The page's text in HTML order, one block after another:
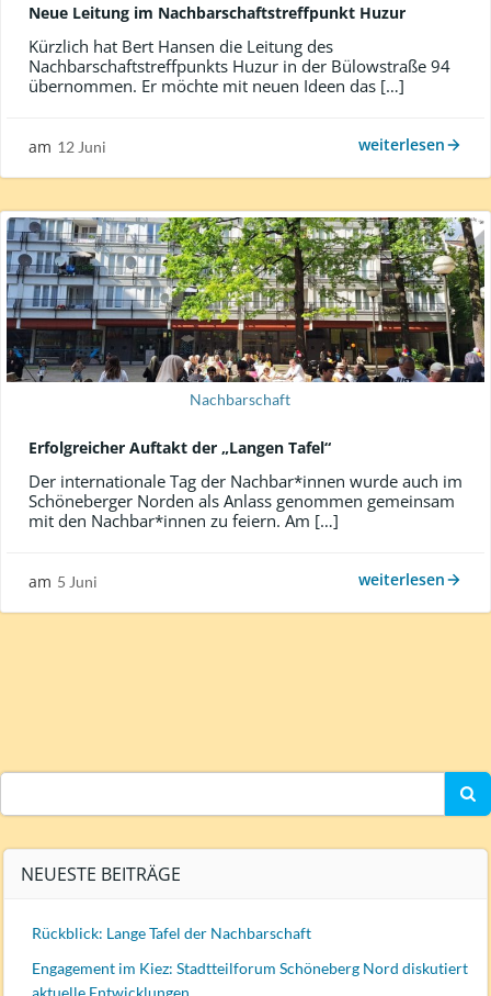
Neue Leitung im Nachbarschaftstreffpunkt Huzur
Kürzlich hat Bert Hansen die Leitung des
Nachbarschaftstreffpunkts Huzur in der Bülowstraße 94
übernommen. Er möchte mit neuen Ideen das […]
am 12 Juni weiterlesen
Nachbarschaft
Erfolgreicher Auftakt der „Langen Tafel“
Der internationale Tag der Nachbar*innen wurde auch im
Schöneberger Norden als Anlass genommen gemeinsam
mit den Nachbar*innen zu feiern. Am […]
am 5 Juni weiterlesen
for:
NEUESTE BEITRÄGE
Rückblick: Lange Tafel der Nachbarschaft
Engagement im Kiez: Stadtteilforum Schöneberg Nord diskutiert
aktuelle Entwicklungen